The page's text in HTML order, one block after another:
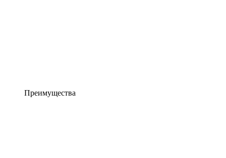
Преимущества